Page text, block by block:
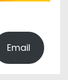
Email